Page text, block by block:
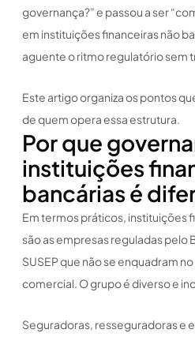
governança?” e passou a ser
em instituições financeiras não
aguente o ritmo regulatório sem
Este artigo organiza os pontos
de quem opera essa estrutura.
Por que
instituições
bancárias é
Em termos práticos, instituições
são as empresas reguladas pelo
SUSEP que não se enquadram
comercial. O grupo é diverso e
Seguradoras, resseguradoras e